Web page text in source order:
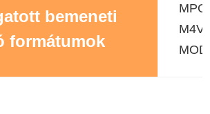
bemeneti
formátumok